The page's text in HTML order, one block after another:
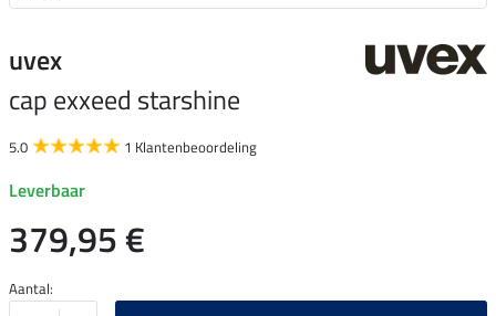
uvex
cap exxeed starshine
5.0 1 Klantenbeoordeling
Leverbaar
379,95 €
Aantal: